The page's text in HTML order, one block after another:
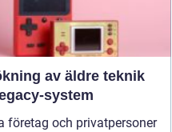
av äldre teknik
system
företag och privatpersoner